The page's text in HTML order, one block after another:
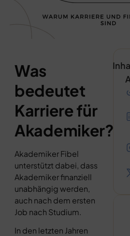
Was
bedeutet
Karriere für
Akademiker?
Akademiker Fibel
unterstützt dabei, dass
Akademiker finanziell
unabhängig werden,
auch nach dem ersten
Job nach Studium.
In den letzten Jahren